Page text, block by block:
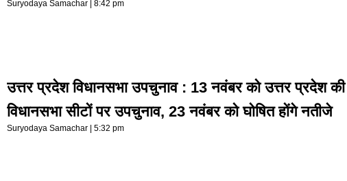
Suryodaya Samachar 8:42 pm
उत्तर प्रदेश विधानसभा उपचुनाव : 13 नवंबर को उत्तर प्रदेश
विधानसभा सीटों पर उपचुनाव, 23 नवंबर को घोषित होंगे नतीजे
Suryodaya Samachar 5:32 pm